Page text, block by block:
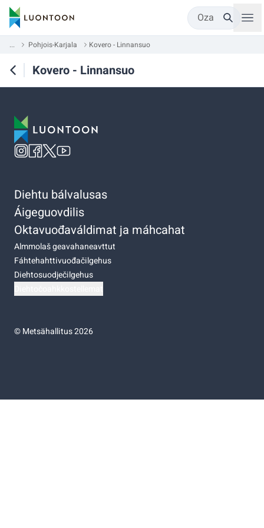
Oza
... Pohjois-Karjala Kovero - Linnansuo
Kovero - Linnansuo
Diehtu bálvalusas
Áigeguovdilis
Oktavuođaváldimat ja máhcahat
Almmolaš geavahaneavttut
Fáhtehahttivuođačilgehus
Diehtosuodječilgehus
©Metsähallitus 2026